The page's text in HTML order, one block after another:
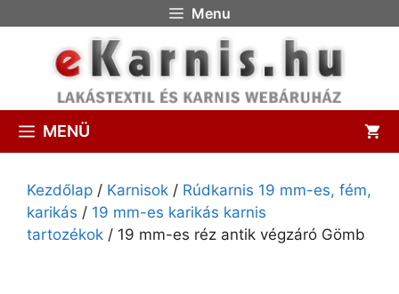
Menu
MENÜ
Kezdőlap / Karnisok / Rúdkarnis 19 mm-es, fém,
karikás / 19 mm-es karikás karnis
tartozékok / 19 mm-es réz antik végzáró Gömb